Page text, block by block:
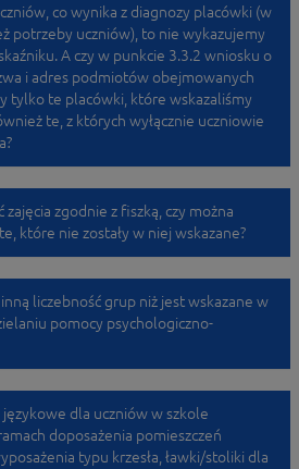
co wynika z diagnozy placówki (w
potrzeby uczniów), to nie wykazujemy
A czy w punkcie 3.3.2 wniosku o
i adres podmiotów obejmowanych
tylko te placówki, które wskazaliśmy
te, z których wyłącznie uczniowie
zgodnie z fiszką, czy można
które nie zostały w niej wskazane?
liczebność grup niż jest wskazane w
pomocy psychologiczno-
językowe dla uczniów w szkole
doposażenia pomieszczeń
typu krzesła, ławki/stoliki dla